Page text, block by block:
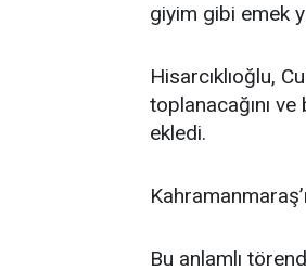
giyim gibi emek
Hisarcıklıoğlu,
toplanacağını
ekledi.
Bu anlamlı